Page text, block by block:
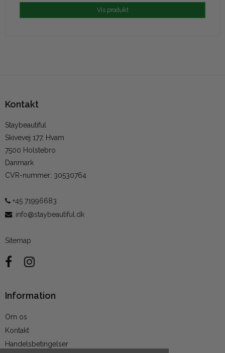
Vis produkt
Kontakt
Staybeautiful
Skivevej 177, Hvam
7500 Holstebro
Danmark
CVR-nummer: 30530764
+45 71996683
: info@staybeautiful.dk
Sitemap
Information
Om os
Kontakt
Handelsbetingelser